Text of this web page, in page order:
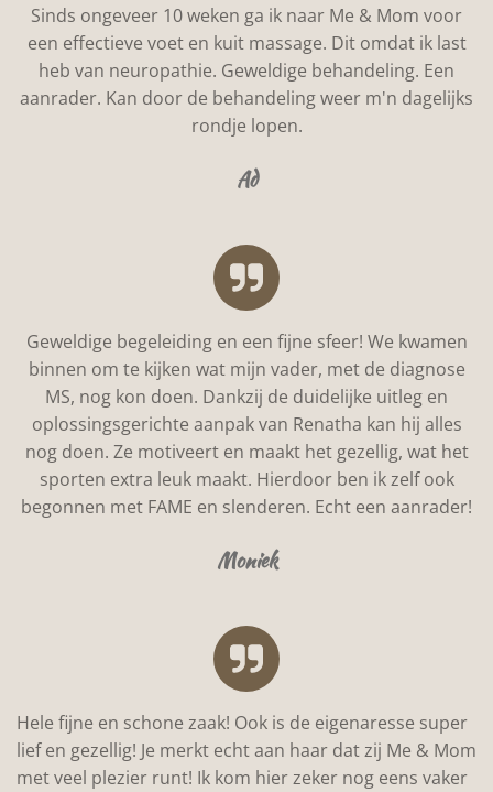
Sinds ongeveer 10 weken ga ik naar Me & Mom voor
een effectieve voet en kuit massage. Dit omdat ik last
heb van neuropathie. Geweldige behandeling. Een
aanrader. Kan door de behandeling weer m'n dagelijks
rondje lopen.
Ad
Geweldige begeleiding en een fijne sfeer! We kwamen
binnen om te kijken wat mijn vader, met de diagnose
MS, nog kon doen. Dankzij de duidelijke uitleg en
oplossingsgerichte aanpak van Renatha kan hij alles
nog doen. Ze motiveert en maakt het gezellig, wat het
sporten extra leuk maakt. Hierdoor ben ik zelf ook
begonnen met FAME en slenderen. Echt een aanrader!
Moniek
Hele fijne en schone zaak! Ook is de eigenaresse super
lief en gezellig! Je merkt echt aan haar dat zij Me & Mom
met veel plezier runt! Ik kom hier zeker nog eens vaker